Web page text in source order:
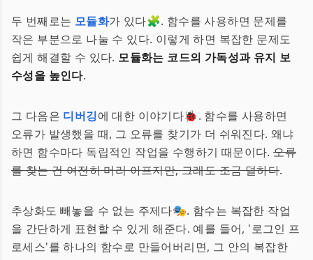
두 번째로는 모듈화가 있다🧩. 함수를 사용하면 문제를
작은 부분으로 나눌 수 있다. 이렇게 하면 복잡한 문제도
쉽게 해결할 수 있다. 모듈화는 코드의 가독성과 유지 보
수성을 높인다.
그 다음은 디버깅에 대한 이야기다🐞. 함수를 사용하면
오류가 발생했을 때, 그 오류를 찾기가 더 쉬워진다. 왜냐
하면 함수마다 독립적인 작업을 수행하기 때문이다.오류
를 찾는 건 여전히 머리 아프지만, 그래도 조금 덜하다.
추상화도 빼놓을 수 없는 주제다🎭. 함수는 복잡한 작업
을 간단하게 표현할 수 있게 해준다. 예를 들어, '로그인 프
로세스'를 하나의 함수로 만들어버리면, 그 안의 복잡한